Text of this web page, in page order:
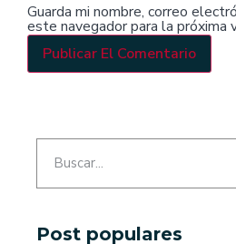
Guarda mi nombre, correo
este navegador para la próxima
Post populares